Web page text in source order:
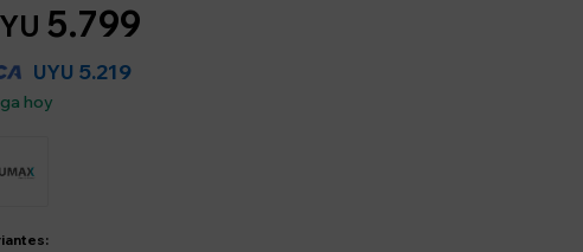
5.799
UYU 5.219
hoy